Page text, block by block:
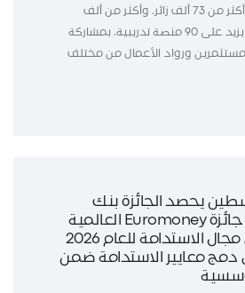
الإيطالية، واستقطب أكثر من 73 ألف زائر، وأكثر من ألف
متحدث، إلى جانب ما يزيد على 90 منصة تدريبية، بمشاركة
ورواد الأعمال من مختلف
يحصد الجائزة بنك
فلسطين يحصد جائزة Euromoney العالمية
كأفضل بنك في مجال الاستدامة للعام 2026
دمج معايير الاستدامة ضمن